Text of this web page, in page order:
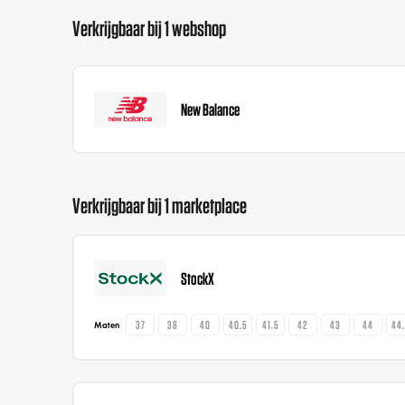
Verkrijgbaar bij 1 webshop
New Balance
Verkrijgbaar bij 1 marketplace
StockX
Maten 37 38 40 40.5 41.5 42 43 44